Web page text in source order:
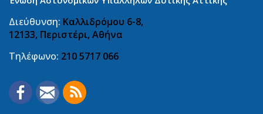
Διεύθυνση: Καλλιδρόμου 6-8,
12133, Περιστέρι, Αθήνα
Τηλέφωνο: 210 5717 066